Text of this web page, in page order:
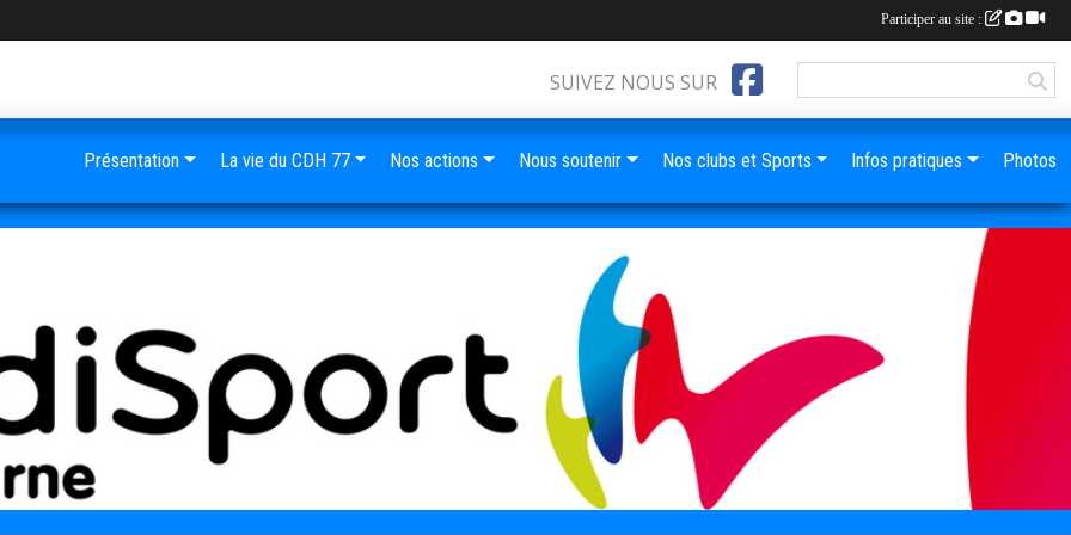
SUIVEZ NOUS SUR
Présentation La vie du CDH 77 Nos actions Nous soutenir Nos clubs et Sports Infos pratiques Photos
Participer au site :